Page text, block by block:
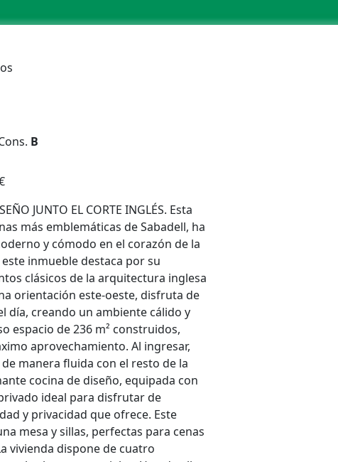
B
JUNTO EL CORTE INGLÉS. Esta
más emblemáticas de Sabadell, ha
y cómodo en el corazón de la
inmueble destaca por su
clásicos de la arquitectura inglesa
orientación este-oeste, disfruta de
día, creando un ambiente cálido y
espacio de 236 m² construidos,
aprovechamiento. Al ingresar,
manera fluida con el resto de la
cocina de diseño, equipada con
ideal para disfrutar de
y privacidad que ofrece. Este
mesa y sillas, perfectas para cenas
vivienda dispone de cuatro